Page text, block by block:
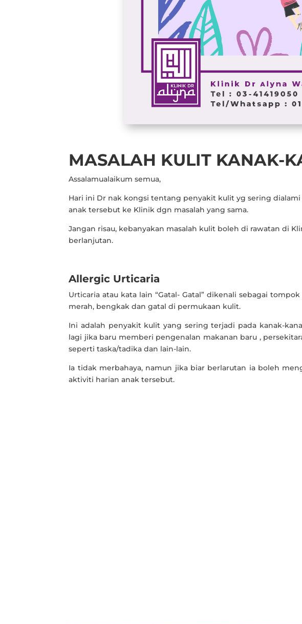
MASALAH KULIT KANAK-
Assalamualaikum semua,
Hari ini Dr nak kongsi tentang penyakit kulit yg sering dialami
anak tersebut ke Klinik dgn masalah yang sama.
Jangan risau, kebanyakan masalah kulit boleh di rawatan di
berlanjutan.
Allergic Urticaria
Urticaria atau kata lain “Gatal- Gatal” dikenali sebagai tompok
merah, bengkak dan gatal di permukaan kulit.
Ini adalah penyakit kulit yang sering terjadi pada kanak-
lagi jika baru memberi pengenalan makanan baru ,
seperti taska/tadika dan lain-lain.
Ia tidak merbahaya, namun jika biar berlarutan ia boleh
aktiviti harian anak tersebut.